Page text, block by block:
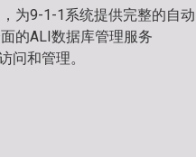
为9-1-1系统提供完整的自动
的ALI数据库管理服务
问和管理。